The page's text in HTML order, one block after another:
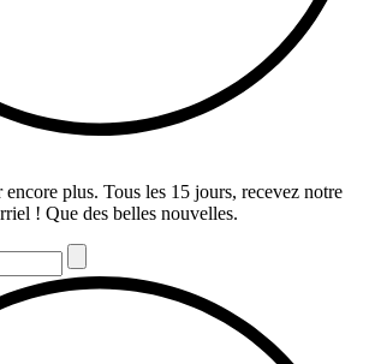
plus. Tous les 15 jours, recevez notre
! Que des belles nouvelles.